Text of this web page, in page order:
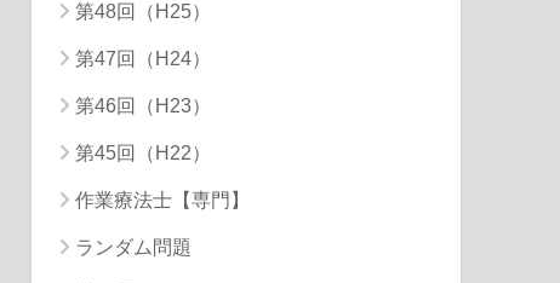
第48回（H25）
第47回（H24）
第46回（H23）
第45回（H22）
作業療法士【専門】
ランダム問題